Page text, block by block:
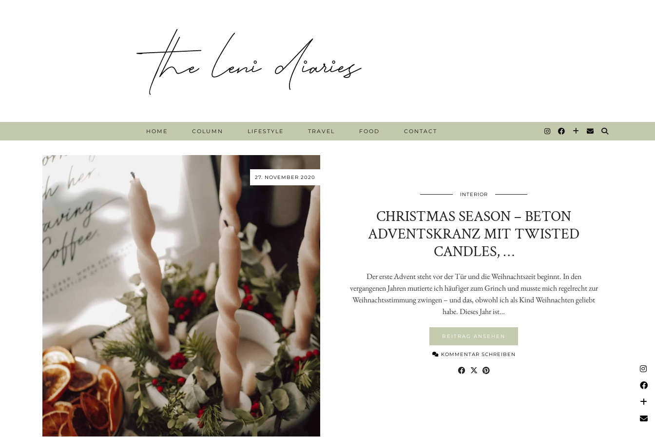
HOME COLUMN LIFESTYLE TRAVEL FOOD CONTACT
27. NOVEMBER 2020
INTERIOR
CHRISTMAS SEASON – BETON
ADVENTSKRANZ MIT TWISTED
CANDLES, …
Der erste Advent steht vor der Tür und die Weihnachtszeit beginnt. In den
vergangenen Jahren mutierte ich häufiger zum Grinch und musste mich regelrecht zur
Weihnachtsstimmung zwingen – und das, obwohl ich als Kind Weihnachten geliebt
habe. Dieses Jahr ist…
BEITRAG ANSEHEN
KOMMENTAR SCHREIBEN